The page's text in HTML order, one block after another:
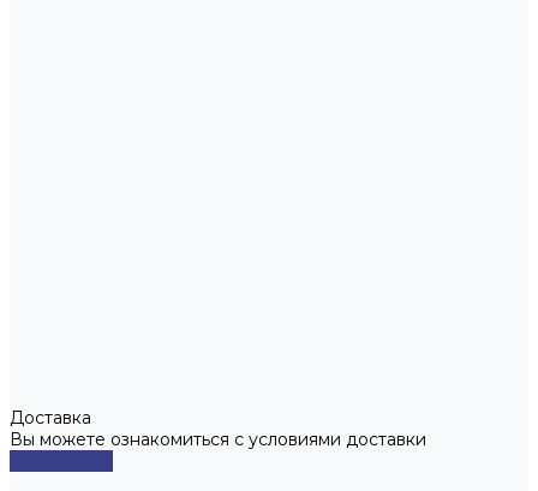
Доставка
Вы можете ознакомиться с условиями доставки